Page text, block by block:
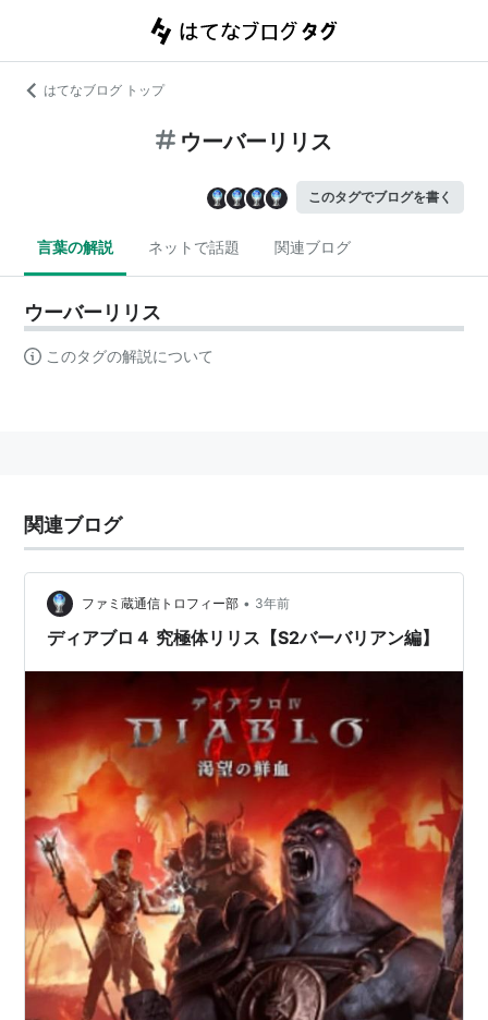
はてなブログ トップ
ウーバーリリス
このタグでブログを書く
言葉の解説 ネットで話題 関連ブログ
ウーバーリリス
このタグの解説について
関連ブログ
ファミ蔵通信トロフィー部 • 3年前
ディアブロ４ 究極体リリス【S2バーバリアン編】